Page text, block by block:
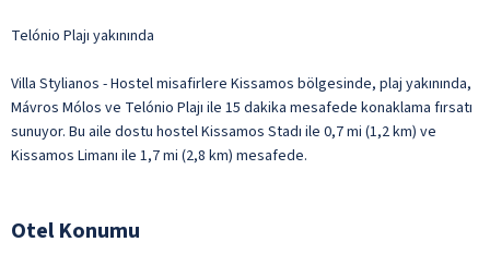
Telónio Plajı yakınında
Villa Stylianos - Hostel misafirlere Kissamos bölgesinde, plaj yakınında,
Mávros Mólos ve Telónio Plajı ile 15 dakika mesafede konaklama fırsatı
sunuyor. Bu aile dostu hostel Kissamos Stadı ile 0,7 mi (1,2 km) ve
Kissamos Limanı ile 1,7 mi (2,8 km) mesafede.
Otel Konumu